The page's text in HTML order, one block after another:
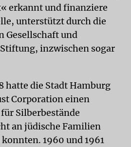
erkannt und finanziere
unterstützt durch die
Gesellschaft und
inzwischen sogar
hatte die Stadt Hamburg
Corporation einen
Silberbestände
an jüdische Familien
1960 und 1961